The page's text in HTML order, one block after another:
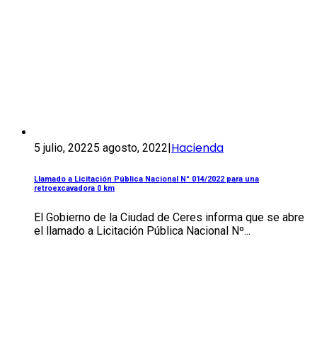
5 julio, 20225 agosto, 2022|Hacienda
Llamado a Licitación Pública Nacional N° 014/2022 para una
retroexcavadora 0 km
El Gobierno de la Ciudad de Ceres informa que se abre
el llamado a Licitación Pública Nacional Nº...